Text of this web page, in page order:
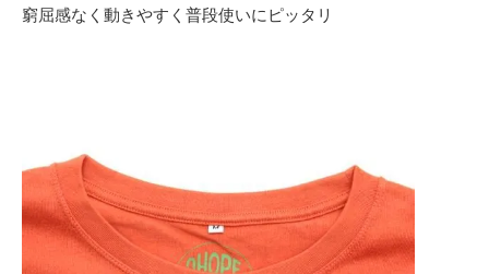
窮屈感なく動きやすく普段使いにピッタリ